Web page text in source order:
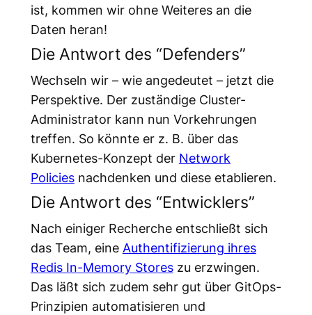
ist, kommen wir ohne Weiteres an die
Daten heran!
Die Antwort des “Defenders”
Wechseln wir – wie angedeutet – jetzt die
Perspektive. Der zuständige Cluster-
Administrator kann nun Vorkehrungen
treffen. So könnte er z. B. über das
Kubernetes-Konzept der Network
Policiesnachdenken und diese etablieren.
Die Antwort des “Entwicklers”
Nach einiger Recherche entschließt sich
das Team, eine Authentifizierung ihres
Redis In-Memory Storeszu erzwingen.
Das läßt sich zudem sehr gut über GitOps-
Prinzipien automatisieren und